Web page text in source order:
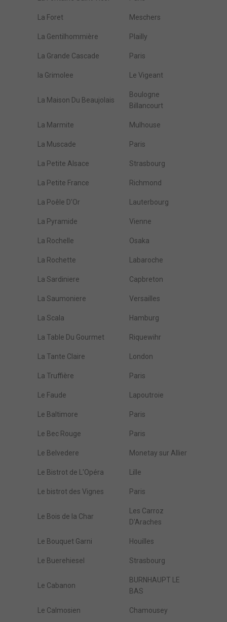
La Foret Meschers
La Gentilhommière Plailly
La Grande Cascade Paris
la Grimolee Le Vigeant
La Maison Du Beaujolais
Boulogne
Billancourt
La Marmite Mulhouse
La Muscade Paris
La Petite Alsace Strasbourg
La Petite France Richmond
La Poêle D'Or Lauterbourg
La Pyramide Vienne
La Rochelle Osaka
La Rochette Labaroche
La Sardiniere Capbreton
La Saumoniere Versailles
La Scala Hamburg
La Table Du Gourmet Riquewihr
La Tante Claire London
La Truffière Paris
Le Faude Lapoutroie
Le Baltimore Paris
Le Bec Rouge Paris
Le Belvedere Monetay sur Allier
Le Bistrot de L'Opéra Lille
Le bistrot des Vignes Paris
Le Bois de la Char
Les Carroz
D'Araches
Le Bouquet Garni Houilles
Le Buerehiesel Strasbourg
Le Cabanon
BURNHAUPT LE
BAS
Le Calmosien Chamousey